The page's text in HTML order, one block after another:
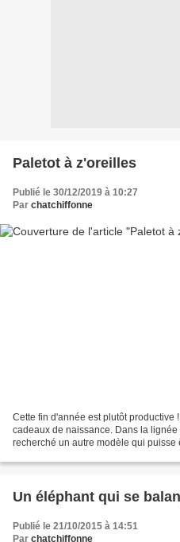
Paletot à z'oreilles
Publié le 30/12/2019 à 10:27
Par chatchiffonne
Cette fin d'année est plutôt productive
cadeaux de naissance. Dans la
recherché un autre modèle qui puisse
Un éléphant qui se
Publié le 21/10/2015 à 14:51
Par chatchiffonne